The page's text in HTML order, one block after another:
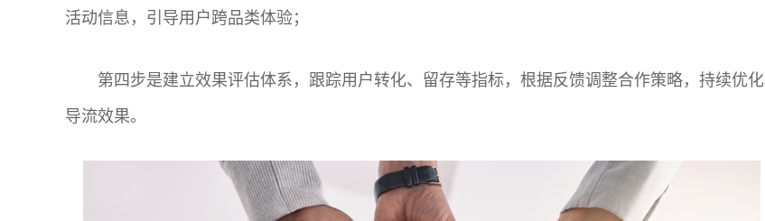
活动信息，引导用户跨品类体验；
第四步是建立效果评估体系，跟踪用户转化、留存等指标，根据反馈调整合作策略，持续优化
导流效果。